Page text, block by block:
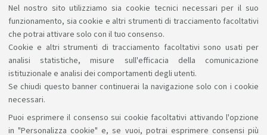
Nel nostro sito utilizziamo sia cookie tecnici necessari per il suo
funzionamento, sia cookie e altri strumenti di tracciamento facoltativi
che potrai attivare solo con il tuo consenso.
Cookie e altri strumenti di tracciamento facoltativi sono usati per
analisi statistiche, misure sull'efficacia della comunicazione
istituzionale e analisi dei comportamenti degli utenti.
Se chiudi questo banner continuerai la navigazione solo con i cookie
necessari.
Puoi esprimere il consenso sui cookie facoltativi attivando l'opzione
in "Personalizza cookie" e, se vuoi, potrai esprimere consensi più
Biblioteche e risorse digitali
Un patrimonio fatto di scienza, arte, storia a
tua disposizione gratuitamente, anche online.
Sosteniamo il diritto alla conoscenza